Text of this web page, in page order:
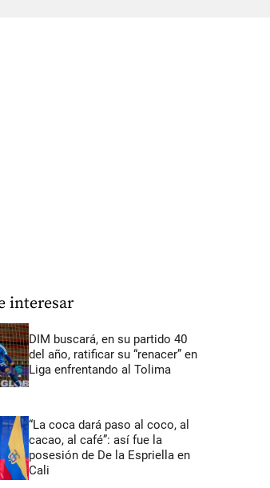
interesar
DIM buscará, en su partido 40
del año, ratificar su “renacer” en
Liga enfrentando al Tolima
“La coca dará paso al coco, al
cacao, al café”: así fue la
posesión de De la Espriella en
Cali